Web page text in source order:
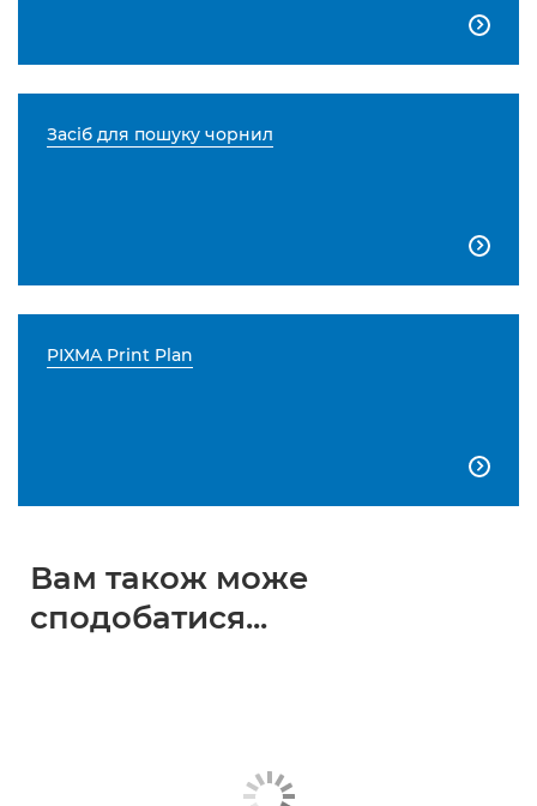

Засіб для пошуку чорнил

PIXMA Print Plan

Вам також може
сподобатися...